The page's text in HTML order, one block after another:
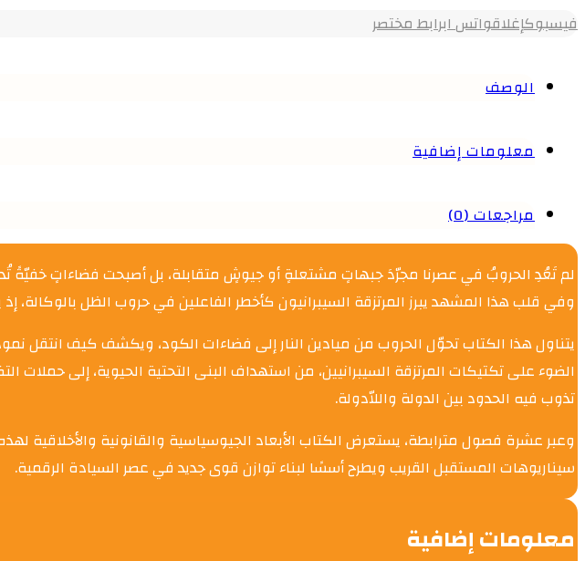
فيسبوكإغلاقواتس ابرابط مختصر
الوصف
معلومات إضافية
مراجعات (0)
لم تَعُدِ الحروبُ في عصرنا مجرّدَ جبهاتٍ مشتعلةٍ أو جيوشٍ متقابلة، بل أصبحت فضاءاتٍ خفيّةً
وفي قلب هذا المشهد يبرز المرتزقة السيبرانيون كأخطر الفاعلين في حروب الظل
يتناول هذا الكتاب تحوّل الحروب من ميادين النار إلى فضاءات الكود، ويكشف كيف انتقل
الضوء على تكتيكات المرتزقة السيبرانيين، من استهداف البنى التحتية الحيوية، إلى حملات
تذوب فيه الحدود بين الدولة واللاّدولة.
وعبر عشرة فصول مترابطة، يستعرض الكتاب الأبعاد الجيوسياسية والقانونية والأخلاقية
سيناريوهات المستقبل القريب ويطرح أسسًا لبناء توازن قوى جديد في عصر السيادة الرقمية.
معلومات إضافية